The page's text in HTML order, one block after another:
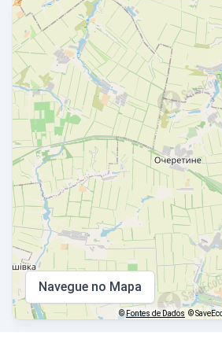
Navegue no Mapa
©Fontes de Dados ©